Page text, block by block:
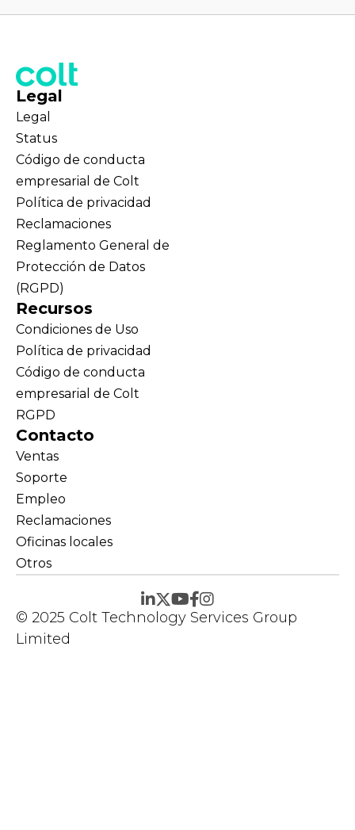
Legal
Legal
Status
Código de conducta
empresarial de Colt
Política de privacidad
Reclamaciones
Reglamento General de
Protección de Datos
(RGPD)
Recursos
Condiciones de Uso
Política de privacidad
Código de conducta
empresarial de Colt
RGPD
Contacto
Ventas
Soporte
Empleo
Reclamaciones
Oficinas locales
Otros
© 2025 Colt Technology Services Group
Limited